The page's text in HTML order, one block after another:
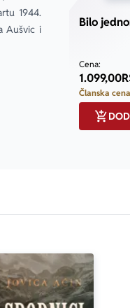
1944.
Aušvic i
Bilo
Cena:
1.099,00
Članska